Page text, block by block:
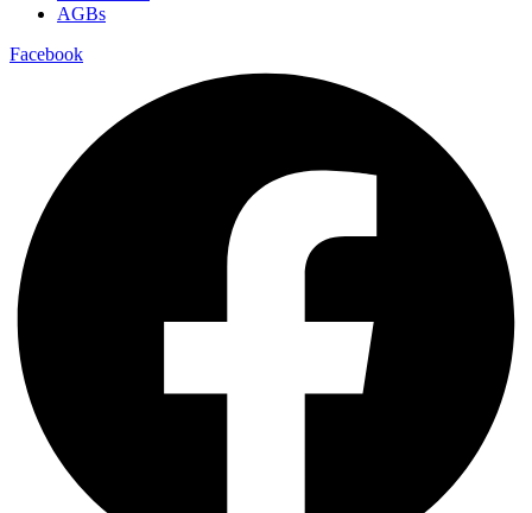
AGBs
Facebook